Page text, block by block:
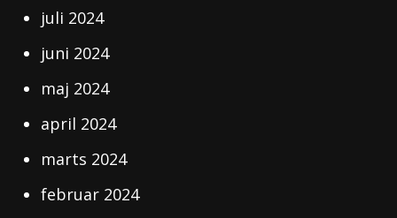
juli 2024
juni 2024
maj 2024
april 2024
marts 2024
februar 2024